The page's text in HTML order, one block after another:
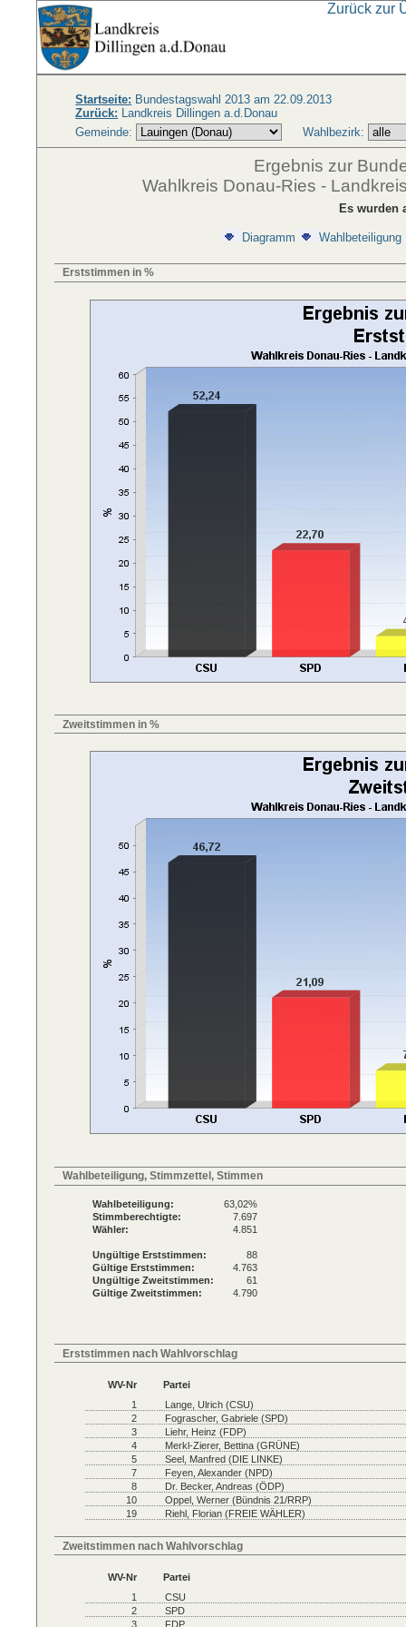
Zurück zur
Startseite: Bundestagswahl 2013 am 22.09.2013
Zurück: Landkreis Dillingen a.d.Donau
Gemeinde:
Wahlbezirk:
Ergebnis zur
Wahlkreis Donau-Ries -
Es wurden
Diagramm Wahlbeteiligung
Erststimmen in %
Zweitstimmen in %
Wahlbeteiligung, Stimmzettel, Stimmen
Wahlbeteiligung:
63,02%
Stimmberechtigte:
7.697
Wähler:
4.851
Ungültige Erststimmen:
88
Gültige Erststimmen:
4.763
Ungültige Zweitstimmen:
61
Gültige Zweitstimmen:
4.790
Erststimmen nach Wahlvorschlag
WV-Nr
Partei
1
Lange, Ulrich (CSU)
2
Fograscher, Gabriele (SPD)
3
Liehr, Heinz (FDP)
4
Merkl-Zierer, Bettina (GRÜNE)
5
Seel, Manfred (DIE LINKE)
7
Feyen, Alexander (NPD)
8
Dr. Becker, Andreas (ÖDP)
10
Oppel, Werner (Bündnis 21/RRP)
19
Riehl, Florian (FREIE WÄHLER)
Zweitstimmen nach Wahlvorschlag
WV-Nr
Partei
1
CSU
2
SPD
3
FDP